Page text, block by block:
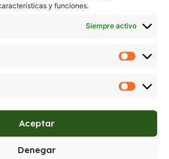
y funciones.
Siempre activo
Aceptar
Denegar